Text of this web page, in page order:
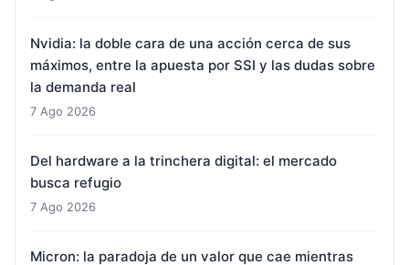
Nvidia: la doble cara de una acción cerca de sus
máximos, entre la apuesta por SSI y las dudas sobre
la demanda real
7 Ago 2026
Del hardware a la trinchera digital: el mercado
busca refugio
7 Ago 2026
Micron: la paradoja de un valor que cae mientras